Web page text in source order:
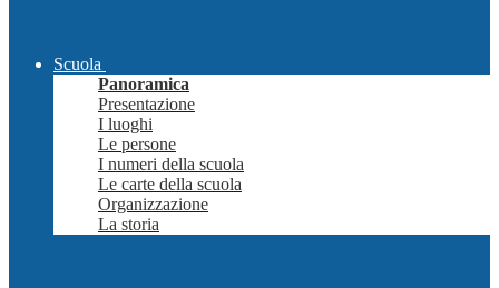
Scuola
Panoramica
Presentazione
I luoghi
Le persone
I numeri della scuola
Le carte della scuola
Organizzazione
La storia